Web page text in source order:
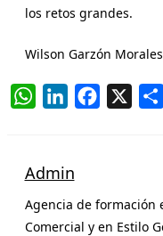
los retos grandes.
Wilson Garzón Morales
W
t
A
k
d
b
o
Admin
Agencia de formación
Comercial y en Estilo